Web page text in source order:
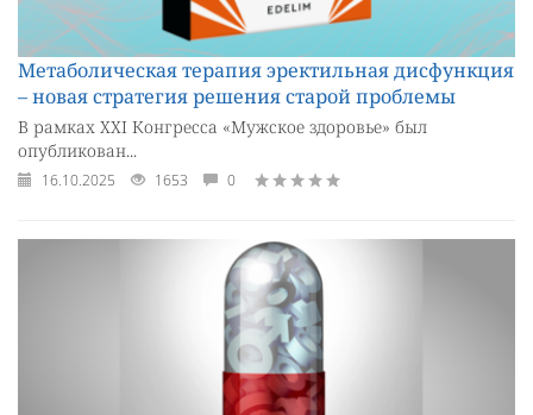
Метаболическая терапия эректильная дисфункция
– новая стратегия решения старой проблемы
В рамках XXI Конгресса «Мужское здоровье» был
опубликован...
16.10.2025 1653 0